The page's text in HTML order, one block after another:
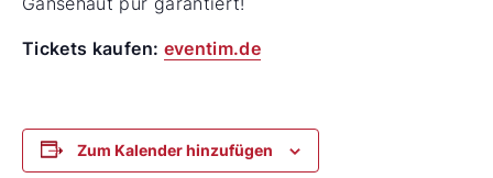
Tickets kaufen: eventim.de
Zum Kalender hinzufügen